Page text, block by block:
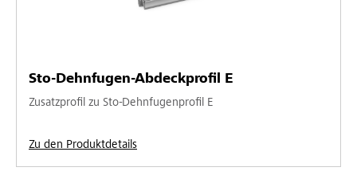
Sto-Dehnfugen-Abdeckprofil E
Zusatzprofil zu Sto-Dehnfugenprofil E
Zu den Produktdetails